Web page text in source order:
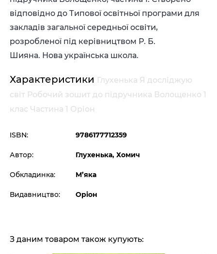
відповідно до Типової освітньої програми для
закладів загальної середньої освіти,
розробленої під керівництвом Р. Б.
Шияна. Нова українська школа.
Характеристики Глухенька Я досліджую
світ Робочий зошит до підручника Волощенко 1
клас Частина 1 Оріон
ISBN: 9786177712359
Автор: Глухенька, Хомич
Обкладинка: М’яка
Видавництво: Оріон
З даним товаром також купують: